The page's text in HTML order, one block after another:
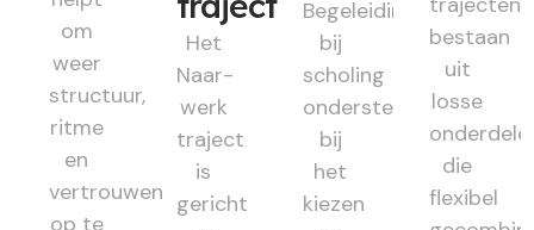
om
weer
structuur,
ritme
en
vertrouwen
Het
Naar-
werk
traject
is
gericht
Begeleiding
bij
scholing
ondersteunt
bij
het
kiezen
bestaan
uit
losse
die
flexibel